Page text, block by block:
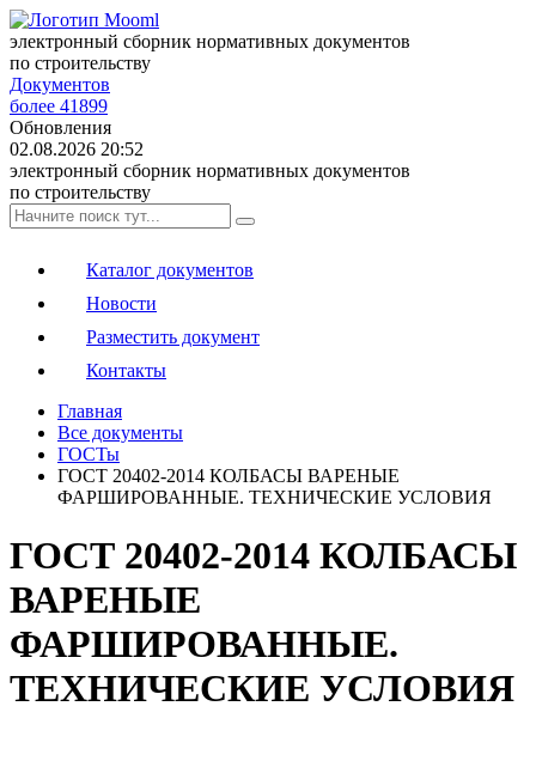
электронный сборник нормативных документов
по строительству
Документов
более 41899
Обновления
02.08.2026 20:52
электронный сборник нормативных документов
по строительству
Каталог документов
Новости
Разместить документ
Контакты
Главная
Все документы
ГОСТы
ГОСТ 20402-2014 КОЛБАСЫ ВАРЕНЫЕ
ФАРШИРОВАННЫЕ. ТЕХНИЧЕСКИЕ УСЛОВИЯ
ГОСТ 20402-2014 КОЛБАСЫ
ВАРЕНЫЕ
ФАРШИРОВАННЫЕ.
ТЕХНИЧЕСКИЕ УСЛОВИЯ